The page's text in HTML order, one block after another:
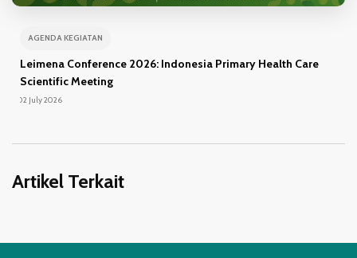
AGENDA KEGIATAN
Leimena Conference 2026: Indonesia Primary Health Care
Scientific Meeting
02 July 2026
Artikel Terkait